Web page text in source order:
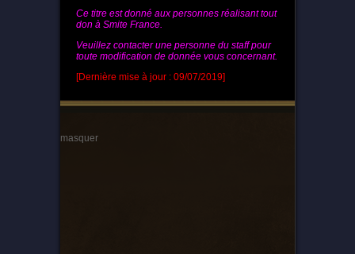
Ce titre est donné aux personnes réalisant tout
don à Smite France.
Veuillez contacter une personne du staff pour
toute modification de donnée vous concernant.
[Dernière mise à jour : 09/07/2019]
masquer